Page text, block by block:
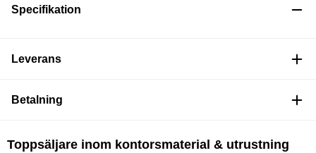
Specifikation
Leverans
Betalning
Toppsäljare inom kontorsmaterial & utrustning